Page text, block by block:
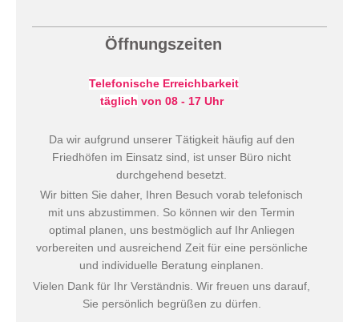
Öffnungszeiten
Telefonische Erreichbarkeit
täglich von 08 - 17 Uhr
Da wir aufgrund unserer Tätigkeit häufig auf den
Friedhöfen im Einsatz sind, ist unser Büro nicht
durchgehend besetzt.
Wir bitten Sie daher, Ihren Besuch vorab telefonisch
mit uns abzustimmen. So können wir den Termin
optimal planen, uns bestmöglich auf Ihr Anliegen
vorbereiten und ausreichend Zeit für eine persönliche
und individuelle Beratung einplanen.
Vielen Dank für Ihr Verständnis. Wir freuen uns darauf,
Sie persönlich begrüßen zu dürfen.